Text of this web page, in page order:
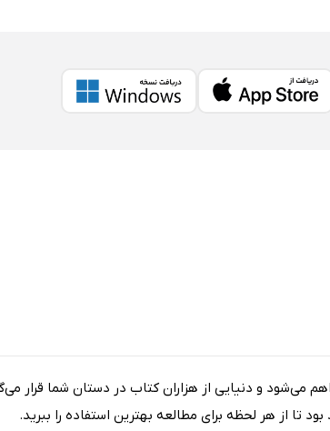
می‌شود و دنیایی از هزاران کتاب در دستان شما قرار
تا از هر لحظه برای مطالعه بهترین استفاده را ببرید.